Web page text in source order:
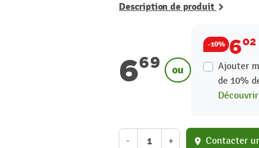
Description de produit
669 ou
-10% 602
Ajouter
de 10%
- + location_on Contacter